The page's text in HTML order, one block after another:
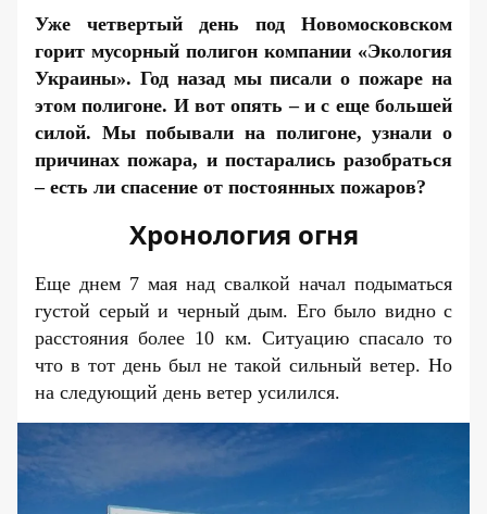
Уже четвертый день под Новомосковском
горит мусорный полигон компании «Экология
Украины». Год назад мыписали о пожаре на
этом полигоне. И вот опять – и с еще большей
силой. Мы побывали на полигоне, узнали о
причинах пожара, и постарались разобраться
– есть ли спасение от постоянных пожаров?
Хронология огня
Еще днем 7 мая над свалкой начал подыматься
густой серый и черный дым. Его было видно с
расстояния более 10 км. Ситуацию спасало то
что в тот день был не такой сильный ветер. Но
на следующий день ветер усилился.